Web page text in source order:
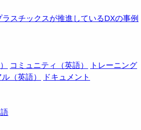
スチックスが推進しているDXの事例
コミュニティ（英語）
トレーニング
（英語）
ドキュメント